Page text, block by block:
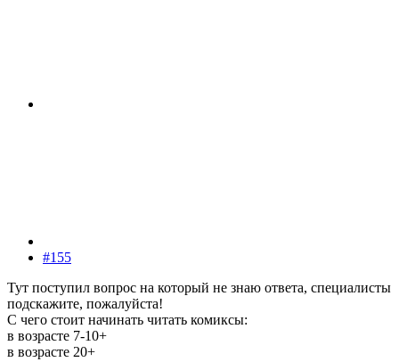
#155
Тут поступил вопрос на который не знаю ответа, специалисты
подскажите, пожалуйста!
С чего стоит начинать читать комиксы:
в возрасте 7-10+
в возрасте 20+